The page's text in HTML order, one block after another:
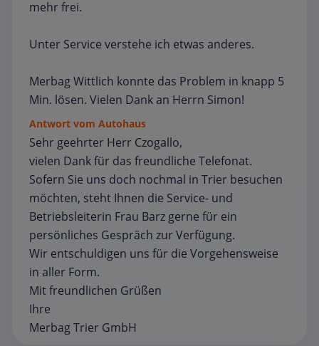
mehr frei.
Unter Service verstehe ich etwas anderes.
Merbag Wittlich konnte das Problem in knapp 5
Min. lösen. Vielen Dank an Herrn Simon!
Antwort vom Autohaus
Sehr geehrter Herr Czogallo,
vielen Dank für das freundliche Telefonat.
Sofern Sie uns doch nochmal in Trier besuchen
möchten, steht Ihnen die Service- und
Betriebsleiterin Frau Barz gerne für ein
persönliches Gespräch zur Verfügung.
Wir entschuldigen uns für die Vorgehensweise
in aller Form.
Mit freundlichen Grüßen
Ihre
Merbag Trier GmbH